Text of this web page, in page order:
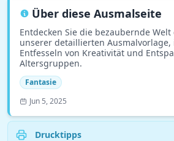
Über diese Ausmalseite
Entdecken Sie die bezaubernde
unserer detaillierten Ausmalvorlage,
Entfesseln von Kreativität und
Altersgruppen.
Fantasie
Jun 5, 2025
Drucktipps